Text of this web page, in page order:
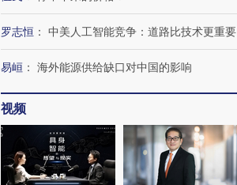
罗志恒 ： 中美人工智能竞争：道路比技术更重要
易峘 ： 海外能源供给缺口对中国的影响
视频